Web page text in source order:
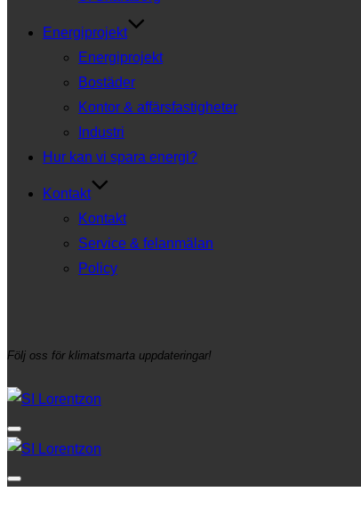
Energiprojekt
Energiprojekt
Bostäder
Kontor & affärsfastigheter
Industri
Hur kan vi spara energi?
Kontakt
Kontakt
Service & felanmälan
Policy
Följ oss för klimatsmarta uppdateringar!
Toggle
&
Toggle